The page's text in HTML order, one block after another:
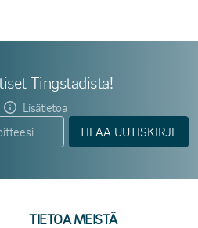
Tingstadista!
Lisätietoa
TILAA UUTISKIRJE
TIETOA MEISTÄ